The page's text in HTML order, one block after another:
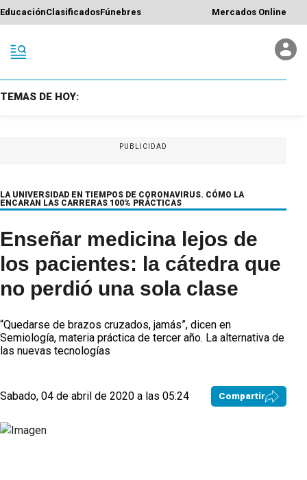
EducaciónClasificadosFúnebres Mercados Online
TEMAS DE HOY:
PUBLICIDAD
LA UNIVERSIDAD EN TIEMPOS DE CORONAVIRUS. CÓMO LA
ENCARAN LAS CARRERAS 100% PRÁCTICAS
Enseñar medicina lejos de
los pacientes: la cátedra que
no perdió una sola clase
“Quedarse de brazos cruzados, jamás”, dicen en
Semiología, materia práctica de tercer año. La alternativa de
las nuevas tecnologías
Sabado, 04 de abril de 2020 a las 05:24 Compartir